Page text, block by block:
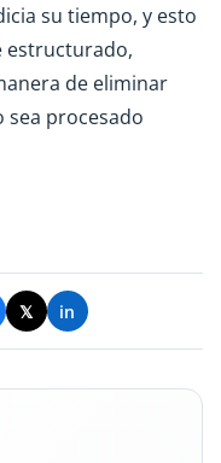
su tiempo, y esto
estructurado,
de eliminar
sea procesado
𝕏 in